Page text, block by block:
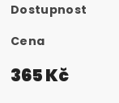
Dostupnost
Cena
365 Kč